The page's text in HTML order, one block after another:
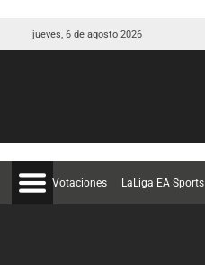
jueves, 6 de agosto 2026
Votaciones LaLiga EA Sports